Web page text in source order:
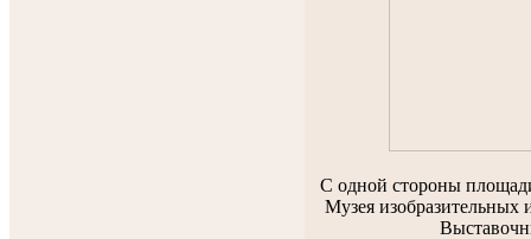
С одной стороны
Музея изобразительных